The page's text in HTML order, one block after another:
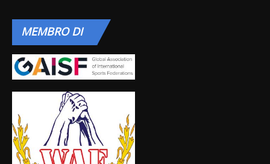
MEMBRODI